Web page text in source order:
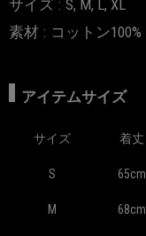
サイズ
S, M, L, XL
素材
コットン100%
アイテムサイズ
サイズ 着丈
S 65cm
M 68cm